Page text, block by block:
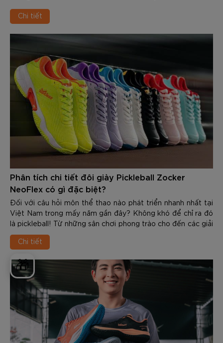
🎁
Chi tiết
Phân tích chi tiết đôi giày Pickleball Zocker
NeoFlex có gì đặc biệt?
Đối với câu hỏi môn thể thao nào phát triển nhanh nhất tại
Việt Nam trong mấy năm gần đây? Không khó để chỉ ra đó
là pickleball! Từ những sân chơi phong trào cho đến các giải
đấu chuyên nghiệp, số lượng người tham gia bộ môn này
ngày càng tăng mạnh. Cùng với sự phát triển đó, nhu cầu về
tâm nhiều - đặc biệt là giày được sử dụng trong tập luyện
và thi đấu.
Nắm bắt được xu hướng, Zocker đã cho ra mắt NeoFlex -
dòng giày pickleball chuyên nghiệp, được thiết kế dành
riêng cho những người chơi đề cao tốc độ, sự linh hoạt,
cùng khả năng kiểm soát chuyển động. Với mức giá thuộc
phân khúc tầm trung - cận cao cấp, “thành viên” mới của
nhà Sóc đang thu hút sự quan tâm đông đảo của người chơi
Chi tiết